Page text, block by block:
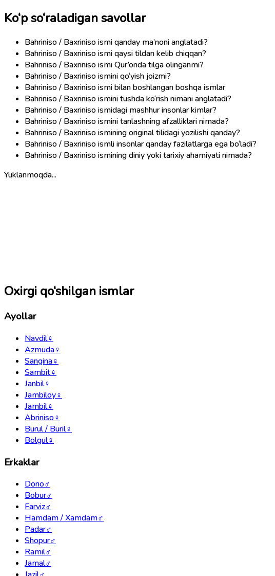
Ko‘p so‘raladigan savollar
Bahriniso / Baxriniso ismi qanday ma’noni anglatadi?
Bahriniso / Baxriniso ismi qaysi tildan kelib chiqqan?
Bahriniso / Baxriniso ismi Qur’onda tilga olinganmi?
Bahriniso / Baxriniso ismini qo‘yish joizmi?
Bahriniso / Baxriniso ismi bilan boshlangan boshqa ismlar
Bahriniso / Baxriniso ismini tushda ko‘rish nimani anglatadi?
Bahriniso / Baxriniso ismidagi mashhur insonlar kimlar?
Bahriniso / Baxriniso ismini tanlashning afzalliklari nimada?
Bahriniso / Baxriniso ismining original tilidagi yozilishi qanday?
Bahriniso / Baxriniso ismli insonlar qanday fazilatlarga ega bo‘ladi?
Bahriniso / Baxriniso ismining diniy yoki tarixiy ahamiyati nimada?
Yuklanmoqda...
Oxirgi qo‘shilgan ismlar
Ayollar
Navdil♀
Azmuda♀
Sangina♀
Sambit♀
Janbil♀
Jambiloy♀
Jambil♀
Abriniso♀
Burul / Buril♀
Bolgul♀
Erkaklar
Dono♂
Bobur♂
Farviz♂
Hamdam / Xamdam♂
Padar♂
Shopur♂
Ramil♂
Jamal♂